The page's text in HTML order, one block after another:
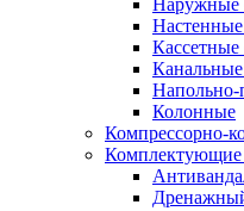
Наружные
Кассетные
Напольно-
Колонные
Компрессорно-
Комплектующие